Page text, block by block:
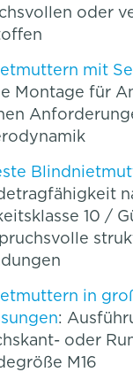
oder
mit
Montage für
10 /
in
:
oder
M16